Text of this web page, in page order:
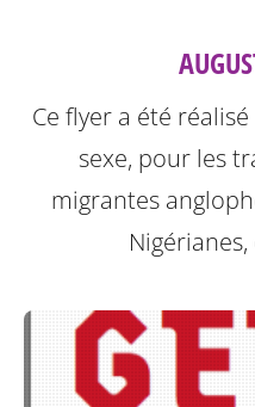
Ce flyer a été
sexe, pour les
migrantes